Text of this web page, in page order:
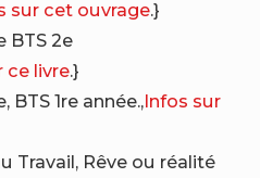
sur cet ouvrage.}
BTS 2e
ce livre.}
BTS 1re année.,Infos sur
Travail, Rêve ou réalité